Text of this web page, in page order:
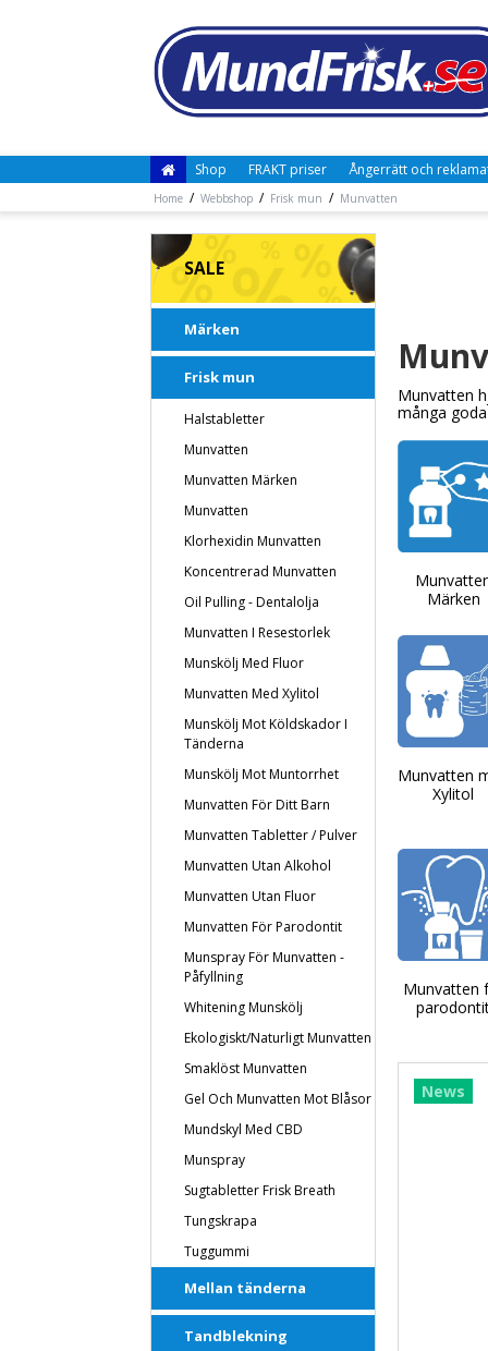
Shop FRAKT priser Ångerrätt och
Home / Webbshop / Frisk mun / Munvatten
SALE
Märken
Frisk mun
Halstabletter
Munvatten
Munvatten Märken
Munvatten
Klorhexidin Munvatten
Koncentrerad Munvatten
Oil Pulling - Dentalolja
Munvatten I Resestorlek
Munskölj Med Fluor
Munvatten Med Xylitol
Munskölj Mot Köldskador I
Tänderna
Munskölj Mot Muntorrhet
Munvatten För Ditt Barn
Munvatten Tabletter / Pulver
Munvatten Utan Alkohol
Munvatten Utan Fluor
Munvatten För Parodontit
Munspray För Munvatten -
Påfyllning
Whitening Munskölj
Ekologiskt/naturligt Munvatten
Smaklöst Munvatten
Gel Och Munvatten Mot Blåsor
Mundskyl Med CBD
Munspray
Sugtabletter Frisk Breath
Tungskrapa
Tuggummi
Mellan tänderna
Tandblekning
Munvatten
många
Märken
Munvatten
Xylitol
Munvatten
News